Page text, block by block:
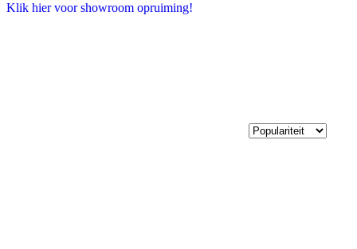
Klik hier voor showroom opruiming!